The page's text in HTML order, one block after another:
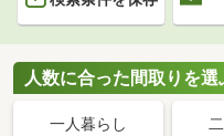
人数に合った間取りを選
一人暮らし